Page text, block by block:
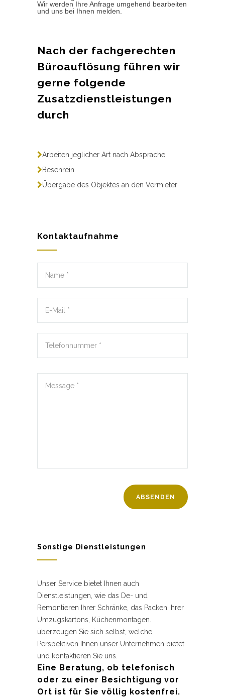
Wir werden Ihre Anfrage umgehend bearbeiten
und uns bei Ihnen melden.
Nach der fachgerechten
Büroauflösung führen wir
gerne folgende
Zusatzdienstleistungen
durch
Arbeiten jeglicher Art nach Absprache
Besenrein
Übergabe des Objektes an den Vermieter
Kontaktaufnahme
Sonstige Dienstleistungen
Unser Service bietet Ihnen auch
Dienstleistungen, wie das De- und
Remontieren Ihrer Schränke, das Packen Ihrer
Umzugskartons, Küchenmontagen.
überzeugen Sie sich selbst, welche
Perspektiven Ihnen unser Unternehmen bietet
und kontaktieren Sie uns.
Eine Beratung, ob telefonisch
oder zu einer Besichtigung vor
Ort ist für Sie völlig kostenfrei.